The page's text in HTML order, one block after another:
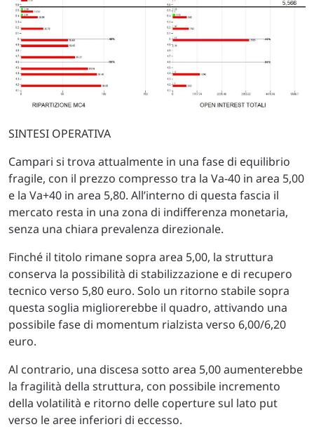
SINTESI OPERATIVA
Campari si trova attualmente in una fase di equilibrio
fragile, con il prezzo compresso tra la Va-40 in area 5,00
e la Va+40 in area 5,80. All’interno di questa fascia il
mercato resta in una zona di indifferenza monetaria,
senza una chiara prevalenza direzionale.
Finché il titolo rimane sopra area 5,00, la struttura
conserva la possibilità di stabilizzazione e di recupero
tecnico verso 5,80 euro. Solo un ritorno stabile sopra
questa soglia migliorerebbe il quadro, attivando una
possibile fase di momentum rialzista verso 6,00/6,20
euro.
Al contrario, una discesa sotto area 5,00 aumenterebbe
la fragilità della struttura, con possibile incremento
della volatilità e ritorno delle coperture sul lato put
verso le aree inferiori di eccesso.